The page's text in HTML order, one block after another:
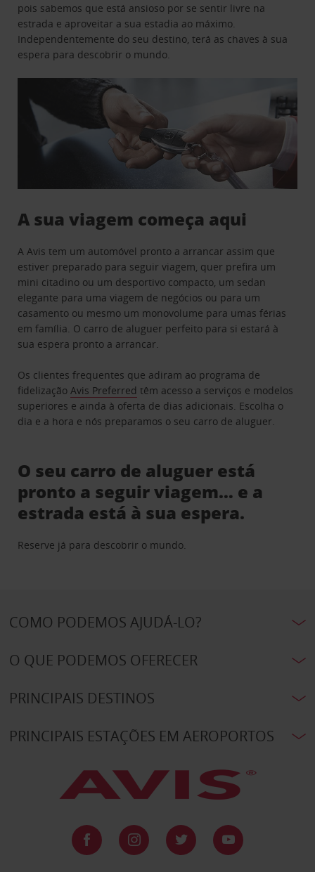
pois sabemos que está ansioso por se sentir livre na
estrada e aproveitar a sua estadia ao máximo.
Independentemente do seu destino, terá as chaves à sua
espera para descobrir o mundo.
A sua viagem começa aqui
A Avis tem um automóvel pronto a arrancar assim que
estiver preparado para seguir viagem, quer prefira um
mini citadino ou um desportivo compacto, um sedan
elegante para uma viagem de negócios ou para um
casamento ou mesmo um monovolume para umas férias
em família. O carro de aluguer perfeito para si estará à
sua espera pronto a arrancar.
Os clientes frequentes que adiram ao programa de
fidelizaçãoAvis Preferred têm acesso a serviços e modelos
superiores e ainda à oferta de dias adicionais. Escolha o
dia e a hora e nós preparamos o seu carro de aluguer.
O seu carro de aluguer está
pronto a seguir viagem… e a
estrada está à sua espera.
Reserve já para descobrir o mundo.
COMO PODEMOS AJUDÁ-LO?
O QUE PODEMOS OFERECER
PRINCIPAIS DESTINOS
PRINCIPAIS ESTAÇÕES EM AEROPORTOS